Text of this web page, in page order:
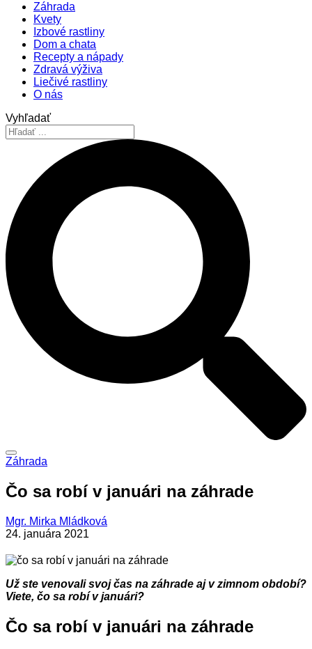
Záhrada
Kvety
Izbové rastliny
Dom a chata
Recepty a nápady
Zdravá výživa
Liečivé rastliny
O nás
Vyhľadať
Záhrada
Čo sa robí v januári na záhrade
Mgr. Mirka Mládková
24. januára 2021
Už ste venovali svoj čas na záhrade aj v zimnom období?
Viete, čo sa robí v januári?
Čo sa robí v januári na záhrade